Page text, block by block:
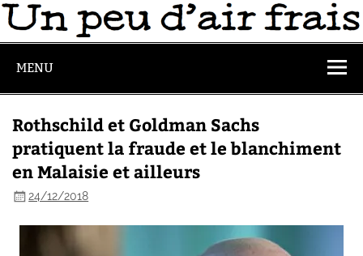
MENU
Rothschild et Goldman Sachs
pratiquent la fraude et le blanchiment
en Malaisie et ailleurs
24/12/2018